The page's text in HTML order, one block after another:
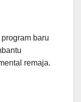
baru
remaja.